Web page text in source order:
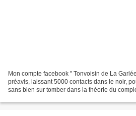
Mon compte facebook " Tonvoisin de La
préavis, laissant 5000 contacts dans le noir,
sans bien sur tomber dans la théorie du